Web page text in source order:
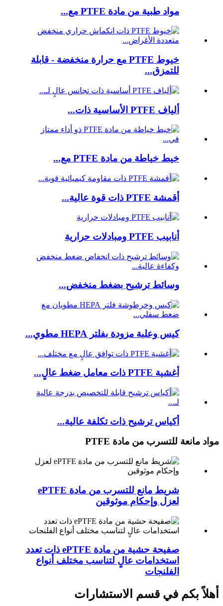
مواد طبية من مادة PTFE مع...
خيوط PTFE مع حرارة منخفضة - قابلة
للتمزق...
ألياف PTFE الأساسية ذات...
خيط خياطة من مادة PTFE مع...
أقمشة PTFE ذات قوة عالية...
أنابيب PTFE ومبادلات حرارية
وسائط ترشيح بضغط منخفض...
كيس وعلبة مزودة بفلتر HEPA مطوي...
أغشية PTFE ذات معامل ضغط عالٍ...
أكياس ترشيح ذات تكلفة عالية...
مواد مانعة للتسرب من مادة PTFE
شريط مانع للتسرب من مادة ePTFE
لعزل وإحكام موثوقين
صفيحة حشية من مادة ePTFE ذات تعدد
استخدامات عالٍ لتناسب مختلف أنواع
الفلنجات
أهلاً بكم في قسم الاستشارات